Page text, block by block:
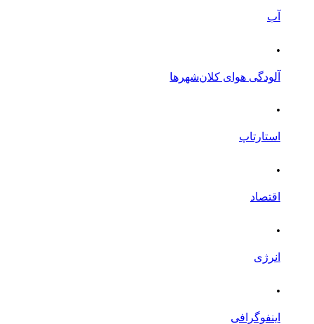
آب
.
آلودگی هوای کلان‌شهرها
.
استارتاپ
.
اقتصاد
.
انرژی
.
اینفوگرافی